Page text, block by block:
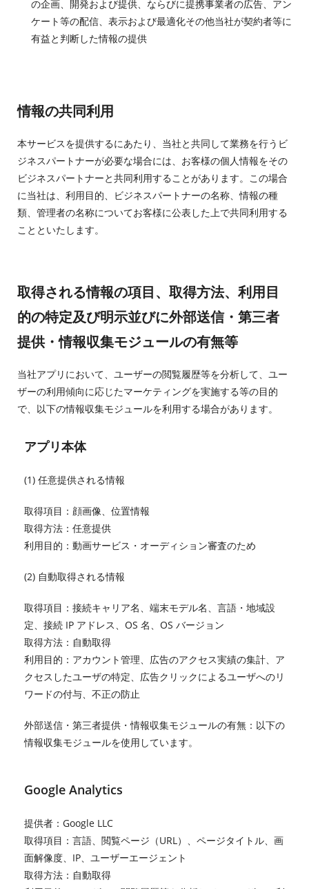
の企画、開発および提供、ならびに提携事業者の広告、アン
ケート等の配信、表示および最適化その他当社が契約者等に
有益と判断した情報の提供
情報の共同利用
本サービスを提供するにあたり、当社と共同して業務を行うビ
ジネスパートナーが必要な場合には、お客様の個人情報をその
ビジネスパートナーと共同利用することがあります。この場合
に当社は、利用目的、ビジネスパートナーの名称、情報の種
類、管理者の名称についてお客様に公表した上で共同利用する
ことといたします。
取得される情報の項目、取得方法、利用目
的の特定及び明示並びに外部送信・第三者
提供・情報収集モジュールの有無等
当社アプリにおいて、ユーザーの閲覧履歴等を分析して、ユー
ザーの利用傾向に応じたマーケティングを実施する等の目的
で、以下の情報収集モジュールを利用する場合があります。
アプリ本体
(1) 任意提供される情報
取得項目：顔画像、位置情報
取得方法：任意提供
利用目的：動画サービス・オーディション審査のため
(2) 自動取得される情報
取得項目：接続キャリア名、端末モデル名、言語・地域設
定、接続 IP アドレス、OS 名、OS バージョン
取得方法：自動取得
利用目的：アカウント管理、広告のアクセス実績の集計、ア
クセスしたユーザの特定、広告クリックによるユーザへのリ
ワードの付与、不正の防止
外部送信・第三者提供・情報収集モジュールの有無：以下の
情報収集モジュールを使用しています。
Google Analytics
提供者：Google LLC
取得項目：言語、閲覧ページ（URL）、ページタイトル、画
面解像度、IP、ユーザーエージェント
取得方法：自動取得